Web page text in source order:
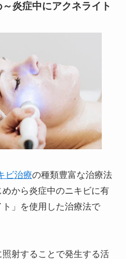
炎症中にアクネライト
ビ治療の種類豊富な治療法
から炎症中のニキビに有
」を使用した治療法で
射することで発生する活